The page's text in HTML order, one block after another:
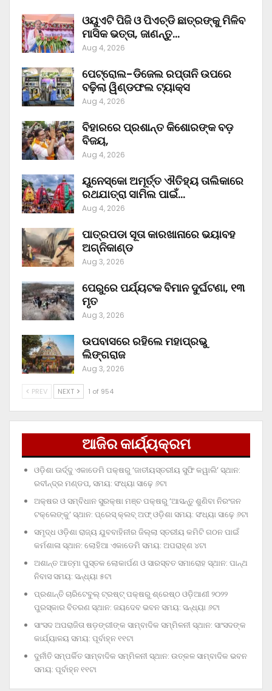
ଓୟୁଏଟି ପିଜି ଓ ପିଏଚ୍‌ଡି ଛାତ୍ରଙ୍କୁ ମିଳିବ
ମାସିକ ଭତ୍ତା, ଜାଣନ୍ତୁ…
Aug 4, 2026
ପେଟ୍ରୋଲ-ଡିଜେଲ ରପ୍ତାନି ଉପରେ
ବଢ଼ିଲା ୱିଣ୍ଡଫଲ ଟ୍ୟାକ୍ସ
Aug 4, 2026
ବିହାରରେ ପ୍ରଶାନ୍ତ କିଶୋରଙ୍କ ବଡ଼
ବିଜୟ,
Aug 4, 2026
ୟୁନେସ୍କୋ ଅମୂର୍ତ୍ତ ଐତିହ୍ୟ ତାଲିକାରେ
ରଥଯାତ୍ରା ସାମିଲ ପାଇଁ…
Aug 4, 2026
ପାତ୍ରପଡା ସୂତା କାରଖାନାରେ ଭୟାବହ
ଅଗ୍ନିକାଣ୍ଡ
Aug 3, 2026
ପେରୁରେ ପର୍ଯ୍ୟଟକ ବିମାନ ଦୁର୍ଘଟଣା, ୧୩
ମୃତ
Aug 3, 2026
ଉପବାସରେ ରହିଲେ ମହାପ୍ରଭୁ
ଲିଙ୍ଗରାଜ
Aug 3, 2026
PREV NEXT 1 of 954
ଆଜିର କାର୍ଯ୍ୟକ୍ରମ
ଓଡ଼ିଶା ଊର୍ଦ୍ଦୁ ଏକାଡେମି ପକ୍ଷରୁ ‘ଜାତୀୟସ୍ତରୀୟ ସୁଫି କୱାଲି’ ସ୍ଥାନ:
ରବୀନ୍ଦ୍ର ମଣ୍ଡପ, ସମୟ: ସଂଧ୍ୟା ସାଢ଼େ ୬ଟା
ଅକ୍ଷର ଓ ସମ୍ବିଧାନ ସୁରକ୍ଷା ମଞ୍ଚ ପକ୍ଷରୁ ‘ଆସନ୍ତୁ ଶୁଣିବା ନିରଂଜନ
ଟକ୍‌ଲେଙ୍କୁ’ ସ୍ଥାନ: ପ୍ରେସ୍‌ କ୍ଲବ୍‌ ଅଫ୍‌ ଓଡ଼ିଶା ସମୟ: ସଂଧ୍ୟା ସାଢ଼େ ୬ଟା
ସମୃଦ୍ଧ ଓଡ଼ିଶା ରାଜ୍ୟ ଯୁବବାହିନୀର ଜିଲ୍ଲା ସ୍ତରୀୟ କମିଟି ଗଠନ ପାଇଁ
କର୍ମଶାଳା ସ୍ଥାନ: ଲୋହିଆ ଏକାଡେମି ସମୟ: ଅପରାହ୍‌ଣ ୪ଟା
ଅଶାନ୍ତ ଆତ୍ମା ପୁସ୍ତକ ଲୋକାର୍ପଣ ଓ ସାରସ୍ବତ ସମାରୋହ ସ୍ଥାନ: ପାନ୍ଥ
ନିବାସ ସମୟ: ସନ୍ଧ୍ୟା ୫ଟା
ପ୍ରଶାନ୍ତି ଚାରିଟେବୁଲ୍‌ ଟ୍ରଷ୍ଟ୍‌ ପକ୍ଷରୁ ଶ୍ରେଷ୍ଠ ଓଡ଼ିଆଣୀ ୨୦୨୨
ପୁରସ୍କାର ବିତରଣ ସ୍ଥାନ: ଜୟଦେବ ଭବନ ସମୟ: ସନ୍ଧ୍ୟା ୬ଟା
ସାଂସଦ ଅପରାଜିତା ଷଡ଼ଙ୍ଗୀଙ୍କ ସାମ୍ବାଦିକ ସମ୍ମିଳନୀ ସ୍ଥାନ: ସାଂସଦଙ୍କ
କାର୍ଯ୍ୟାଳୟ ସମୟ: ପୂର୍ବାହ୍ନ ୧୧ଟା
ଦୁର୍ନୀତି ସମ୍ପର୍କିତ ସାମ୍ବାଦିକ ସମ୍ମିଳନୀ ସ୍ଥାନ: ଉତ୍କଳ ସାମ୍ବାଦିକ ଭବନ
ସମୟ: ପୂର୍ବାହ୍ନ ୧୧ଟା